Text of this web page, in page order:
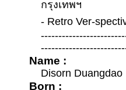
กรุงเทพฯ
- Retro Ver-
Name :
Disorn Duangdao
Born :